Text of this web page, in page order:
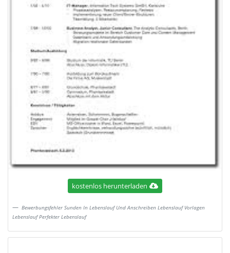
kostenlos herunterladen
Bewerbungsfehler Sunden In Lebenslauf Und Anschreiben Lebenslauf Vorlagen
Lebenslauf Perfekter Lebenslauf